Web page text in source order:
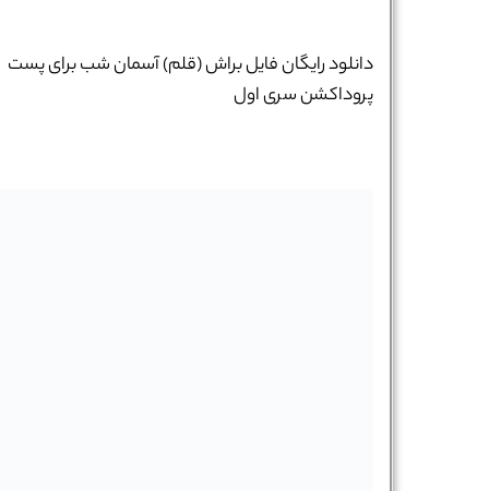
دانلود رایگان فایل براش (قلم) آسمان شب برای پست
پروداکشن سری اول